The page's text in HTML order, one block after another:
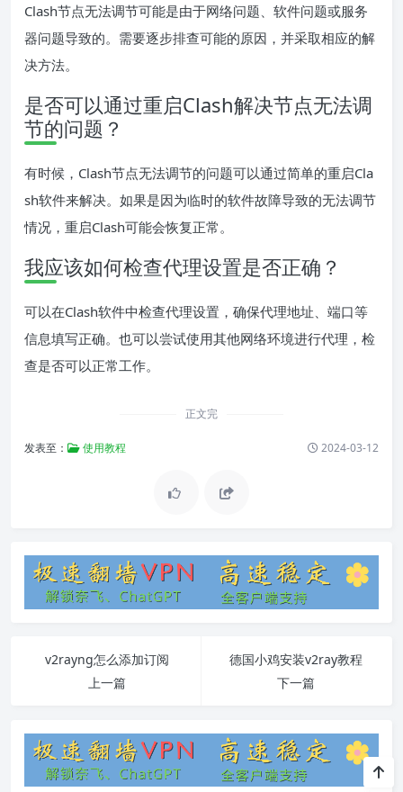
Clash节点无法调节可能是由于网络问题、软件问题或服务
器问题导致的。需要逐步排查可能的原因，并采取相应的解
决方法。
是否可以通过重启Clash解决节点无法调
节的问题？
有时候，Clash节点无法调节的问题可以通过简单的重启Cla
sh软件来解决。如果是因为临时的软件故障导致的无法调节
情况，重启Clash可能会恢复正常。
我应该如何检查代理设置是否正确？
可以在Clash软件中检查代理设置，确保代理地址、端口等
信息填写正确。也可以尝试使用其他网络环境进行代理，检
查是否可以正常工作。
正文完
发表至： 使用教程 2024-03-12
v2rayng怎么添加订阅
上一篇
德国小鸡安装v2ray教程
下一篇